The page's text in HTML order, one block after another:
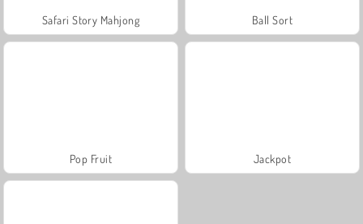
Safari Story Mahjong Ball Sort
Pop Fruit Jackpot